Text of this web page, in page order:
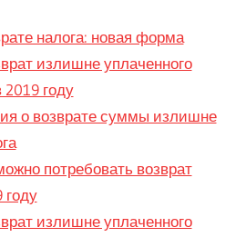
налога: новая форма
излишне уплаченного
2019 году
о возврате суммы излишне
потребовать возврат
году
излишне уплаченного